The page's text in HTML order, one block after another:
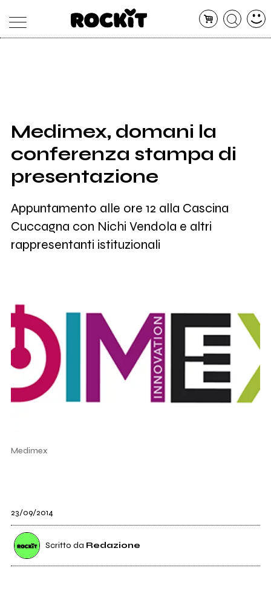
SHOP
RADIO
Medimex, domani la
conferenza stampa di
presentazione
Appuntamento alle ore 12 alla Cascina
Cuccagna con Nichi Vendola e altri
rappresentanti istituzionali
Medimex
23/09/2014
Scritto da Redazione